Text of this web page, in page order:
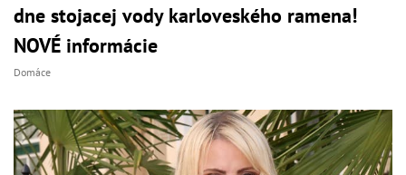
dne stojacej vody karloveského ramena!
NOVÉ informácie
Domáce